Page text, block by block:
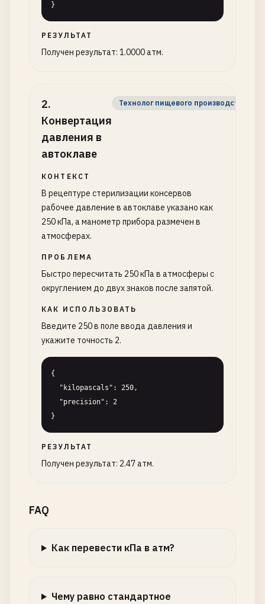
}
РЕЗУЛЬТАТ
Получен результат: 1.0000 атм.
2.
Конвертация
давления в
автоклаве
Технолог пищевого производства
КОНТЕКСТ
В рецептуре стерилизации консервов
рабочее давление в автоклаве указано как
250 кПа, а манометр прибора размечен в
атмосферах.
ПРОБЛЕМА
Быстро пересчитать 250 кПа в атмосферы с
округлением до двух знаков после запятой.
КАК ИСПОЛЬЗОВАТЬ
Введите 250 в поле ввода давления и
укажите точность 2.
{
}
РЕЗУЛЬТАТ
Получен результат: 2.47 атм.
FAQ
Как перевести кПа в атм?
Чему равно стандартное